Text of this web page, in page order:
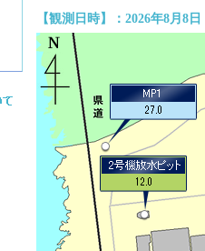
【観測日時】：2026年8月8